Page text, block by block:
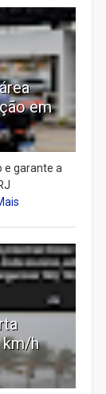
em
e garante a
km/h